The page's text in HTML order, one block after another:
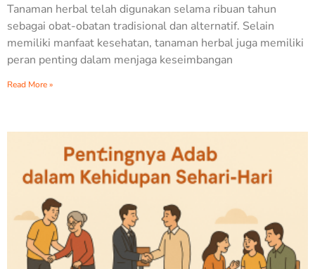
Tanaman herbal telah digunakan selama ribuan tahun
sebagai obat-obatan tradisional dan alternatif. Selain
memiliki manfaat kesehatan, tanaman herbal juga memiliki
peran penting dalam menjaga keseimbangan
Read More »